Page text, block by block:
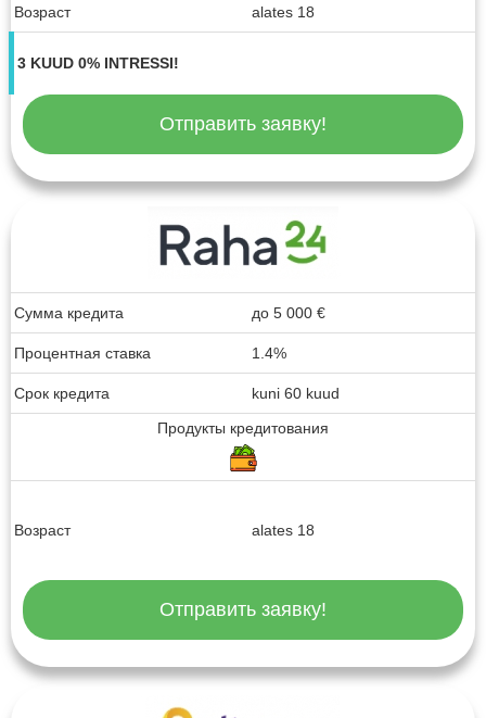
Возраст alates 18
3 KUUD 0% INTRESSI!
Отправить заявку!
Сумма кредита до 5 000 €
Процентная ставка 1.4%
Срок кредита
kuni 60 kuud
Продукты кредитования
Возраст alates 18
Отправить заявку!